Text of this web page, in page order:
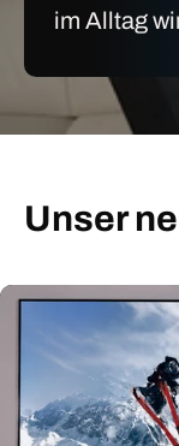
im Alltag
Unser